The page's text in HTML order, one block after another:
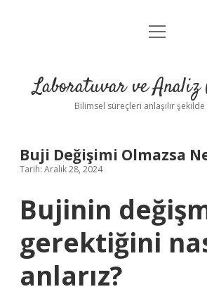
Anasayfa
Yasal Uyarı
menüyü
Laboratuvar ve Analiz
Bilimsel süreçleri anlaşılır
Buji Değişimi Olmazsa
Tarih: Aralık 28, 2024
Bujinin
gerektiğini
anlarız?